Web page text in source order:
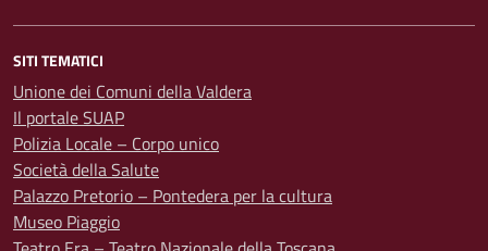
SITI TEMATICI
Unione dei Comuni della Valdera
Il portale SUAP
Polizia Locale – Corpo unico
Società della Salute
Palazzo Pretorio – Pontedera per la cultura
Museo Piaggio